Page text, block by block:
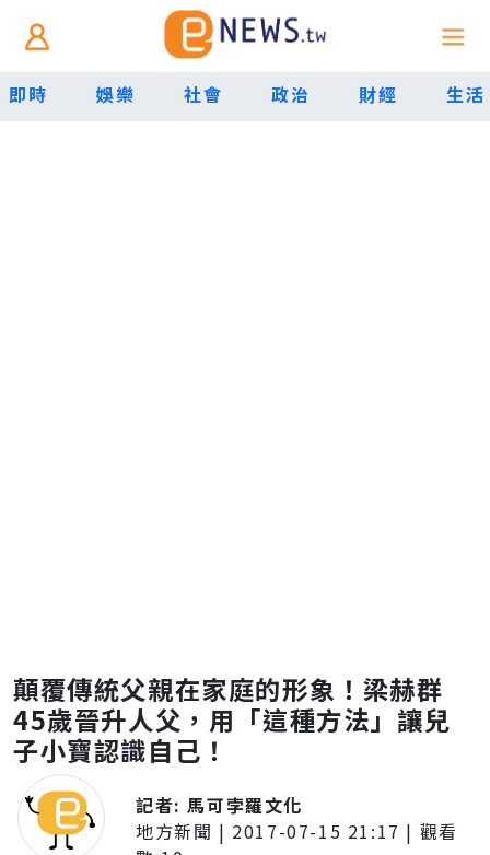
即時 娛樂 社會 政治 財經 生活
顛覆傳統父親在家庭的形象！梁赫群
45歲晉升人父，用「這種方法」讓兒
子小寶認識自己！
記者:馬可孛羅文化
地方新聞 | 2017-07-15 21:17 | 觀看